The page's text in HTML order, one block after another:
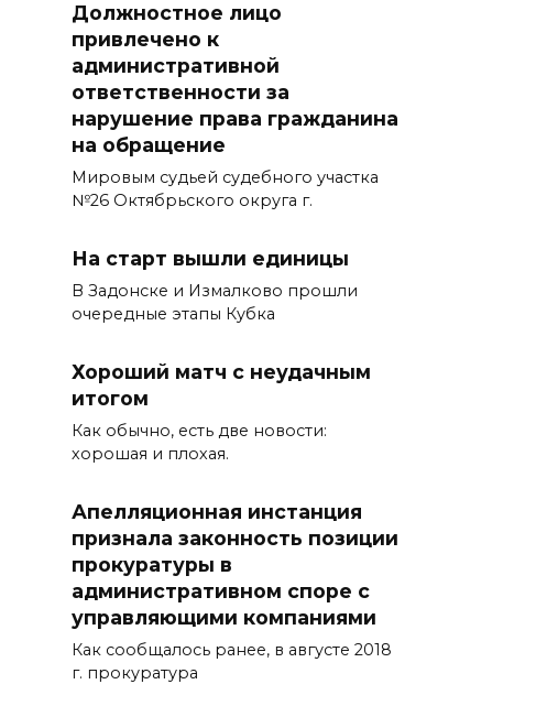
Должностное лицо
привлечено к
административной
ответственности за
нарушение права гражданина
на обращение
Мировым судьей судебного участка
№26 Октябрьского округа г.
На старт вышли единицы
В Задонске и Измалково прошли
очередные этапы Кубка
Хороший матч с неудачным
итогом
Как обычно, есть две новости:
хорошая и плохая.
Апелляционная инстанция
признала законность позиции
прокуратуры в
административном споре с
управляющими компаниями
Как сообщалось ранее, в августе 2018
г. прокуратура